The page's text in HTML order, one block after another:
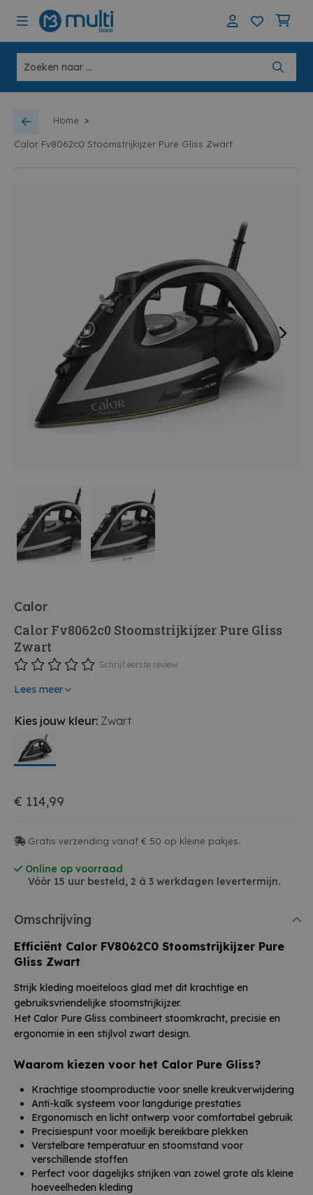
Home >
Calor Fv8062c0 Stoomstrijkijzer Pure Gliss Zwart
Calor
Calor Fv8062c0 Stoomstrijkijzer Pure Gliss
Zwart
Schrijf eerste review
Lees meer
Kies jouw kleur: Zwart
€ 114,99
Gratis verzending vanaf € 50 op kleine pakjes.
Online op voorraad
Vóór 15 uur besteld, 2 à 3 werkdagen levertermijn.
Omschrijving
Efficiënt Calor FV8062C0 Stoomstrijkijzer Pure
Gliss Zwart
Strijk kleding moeiteloos glad met dit krachtige en
gebruiksvriendelijke stoomstrijkijzer.
Het Calor Pure Gliss combineert stoomkracht, precisie en
ergonomie in een stijlvol zwart design.
Waarom kiezen voor het Calor Pure Gliss?
Krachtige stoomproductie voor snelle kreukverwijdering
Anti-kalk systeem voor langdurige prestaties
Ergonomisch en licht ontwerp voor comfortabel gebruik
Precisiespunt voor moeilijk bereikbare plekken
Verstelbare temperatuur en stoomstand voor
verschillende stoffen
Perfect voor dagelijks strijken van zowel grote als kleine
hoeveelheden kleding